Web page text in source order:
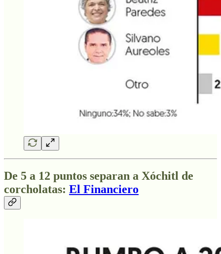
De 5 a 12 puntos separan a Xóchitl de
corcholatas: El Financiero